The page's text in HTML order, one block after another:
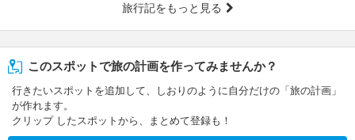
旅行記をもっと見る
このスポットで旅の計画を作ってみませんか？
行きたいスポットを追加して、しおりのように自分だけの「旅の計画」
が作れます。
クリップ したスポットから、まとめて登録も！